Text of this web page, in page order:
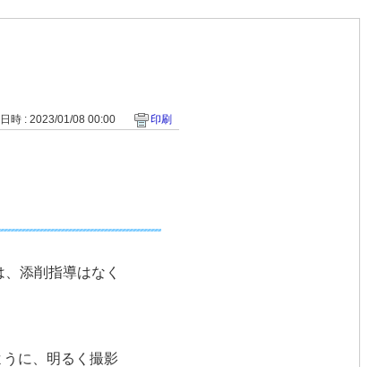
時 : 2023/01/08 00:00 印刷
添削指導はなく
に、明るく撮影